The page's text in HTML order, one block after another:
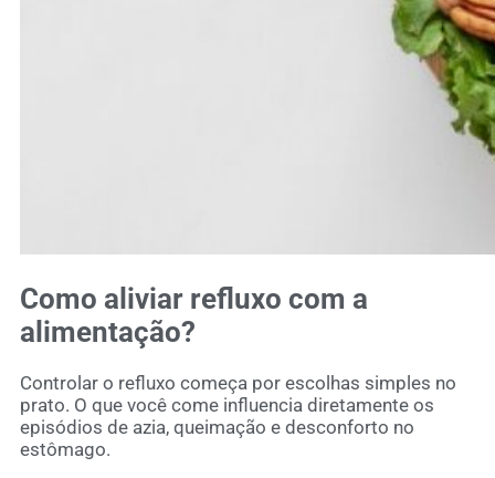
Como aliviar refluxo com a
alimentação?
Controlar o refluxo começa por escolhas simples no
prato. O que você come influencia diretamente os
episódios de azia, queimação e desconforto no
estômago.